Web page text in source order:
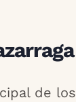
de los